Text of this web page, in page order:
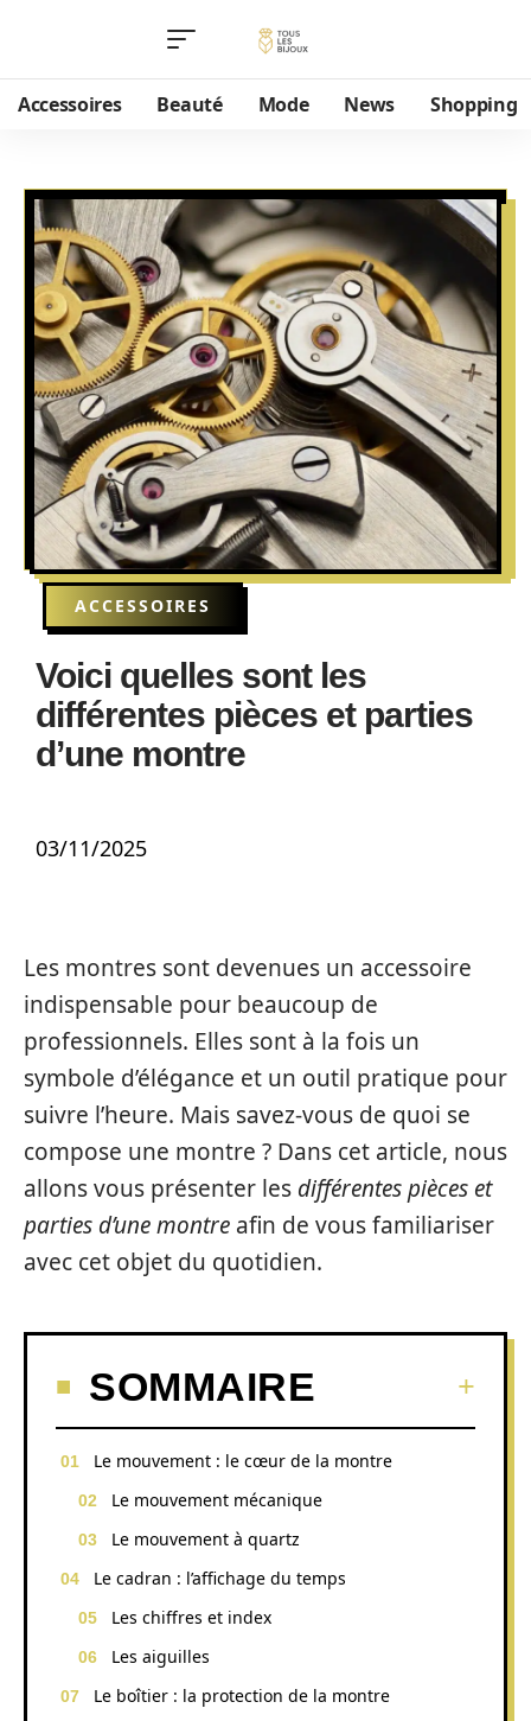
Accessoires Beauté Mode News Shopping
ACCESSOIRES
Voici quelles sont les
différentes pièces et parties
d’une montre
03/11/2025
Les montres sont devenues un accessoire
indispensable pour beaucoup de
professionnels. Elles sont à la fois un
symbole d’élégance et un outil pratique pour
suivre l’heure. Mais savez-vous de quoi se
compose une montre ? Dans cet article, nous
allons vous présenter les différentes pièces et
parties d’une montre afin de vous familiariser
avec cet objet du quotidien.
SOMMAIRE
Le mouvement : le cœur de la montre
Le mouvement mécanique
Le mouvement à quartz
Le cadran : l’affichage du temps
Les chiffres et index
Les aiguilles
Le boîtier : la protection de la montre